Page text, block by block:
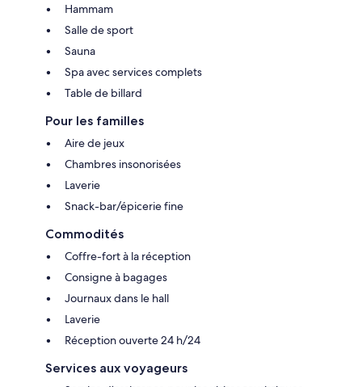
Hammam
Salle de sport
Sauna
Spa avec services complets
Table de billard
Pour les familles
Aire de jeux
Chambres insonorisées
Laverie
Snack-bar/épicerie fine
Commodités
Coffre-fort à la réception
Consigne à bagages
Journaux dans le hall
Laverie
Réception ouverte 24 h/24
Services aux voyageurs